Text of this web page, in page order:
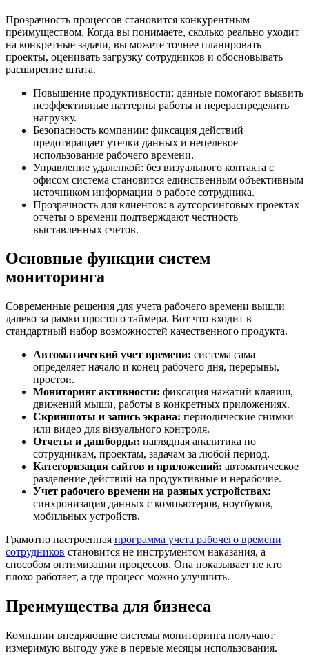
Прозрачность процессов становится конкурентным
преимуществом. Когда вы понимаете, сколько реально уходит
на конкретные задачи, вы можете точнее планировать
проекты, оценивать загрузку сотрудников и обосновывать
расширение штата.
Повышение продуктивности: данные помогают выявить
неэффективные паттерны работы и перераспределить
нагрузку.
Безопасность компании: фиксация действий
предотвращает утечки данных и нецелевое
использование рабочего времени.
Управление удаленкой: без визуального контакта с
офисом система становится единственным объективным
источником информации о работе сотрудника.
Прозрачность для клиентов: в аутсорсинговых проектах
отчеты о времени подтверждают честность
выставленных счетов.
Основные функции систем
мониторинга
Современные решения для учета рабочего времени вышли
далеко за рамки простого таймера. Вот что входит в
стандартный набор возможностей качественного продукта.
Автоматический учет времени: система сама
определяет начало и конец рабочего дня, перерывы,
простои.
Мониторинг активности: фиксация нажатий клавиш,
движений мыши, работы в конкретных приложениях.
Скриншоты и запись экрана: периодические снимки
или видео для визуального контроля.
Отчеты и дашборды: наглядная аналитика по
сотрудникам, проектам, задачам за любой период.
Категоризация сайтов и приложений: автоматическое
разделение действий на продуктивные и нерабочие.
Учет рабочего времени на разных устройствах:
синхронизация данных с компьютеров, ноутбуков,
мобильных устройств.
Грамотно настроенная программа учета рабочего времени
сотрудников становится не инструментом наказания, а
способом оптимизации процессов. Она показывает не кто
плохо работает, а где процесс можно улучшить.
Преимущества для бизнеса
Компании внедряющие системы мониторинга получают
измеримую выгоду уже в первые месяцы использования.